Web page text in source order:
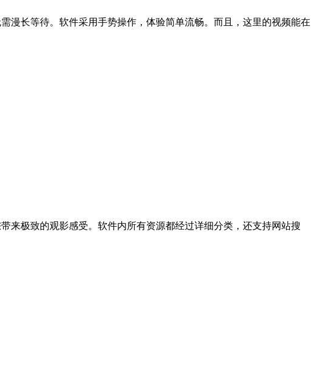
漫长等待。软件采用手势操作，体验简单流畅。而且，这里的视频能在
来极致的观影感受。软件内所有资源都经过详细分类，还支持网站搜